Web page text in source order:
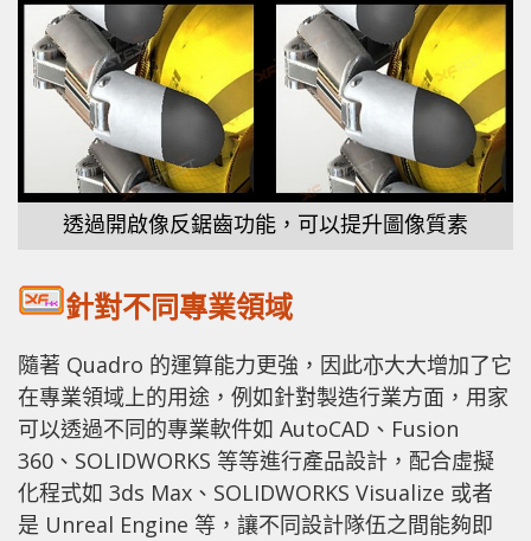
透過開啟像反鋸齒功能，可以提升圖像質素
針對不同專業領域
隨著 Quadro 的運算能力更強，因此亦大大增加了它
在專業領域上的用途，例如針對製造行業方面，用家
可以透過不同的專業軟件如 AutoCAD、Fusion
360、SOLIDWORKS 等等進行產品設計，配合虛擬
化程式如 3ds Max、SOLIDWORKS Visualize 或者
是 Unreal Engine 等，讓不同設計隊伍之間能夠即